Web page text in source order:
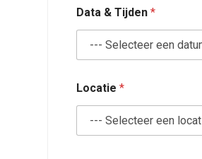
a
d
e
l
e
Data & Tijden*
Locatie*